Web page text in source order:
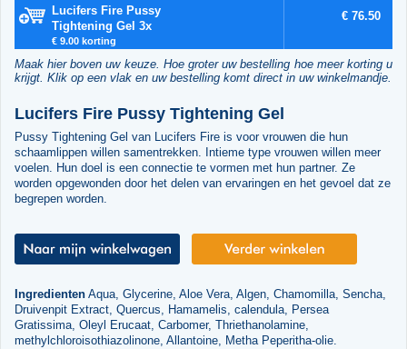
Lucifers Fire Pussy
Tightening Gel 3x
€ 9.00 korting
€ 76.50
Maak hier boven uw keuze. Hoe groter uw bestelling hoe meer korting u
krijgt. Klik op een vlak en uw bestelling komt direct in uw winkelmandje.
Lucifers Fire Pussy Tightening Gel
Pussy Tightening Gel van Lucifers Fire is voor vrouwen die hun
schaamlippen willen samentrekken. Intieme type vrouwen willen meer
voelen. Hun doel is een connectie te vormen met hun partner. Ze
worden opgewonden door het delen van ervaringen en het gevoel dat ze
begrepen worden.
IngredientenAqua, Glycerine, Aloe Vera, Algen, Chamomilla, Sencha,
Druivenpit Extract, Quercus, Hamamelis, calendula, Persea
Gratissima, Oleyl Erucaat, Carbomer, Thriethanolamine,
methylchloroisothiazolinone, Allantoine, Metha Peperitha-olie.